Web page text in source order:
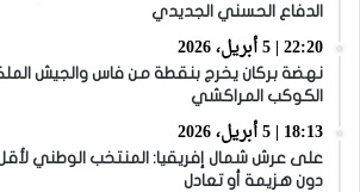
الدفاع الحسني الجديدي
22:20 | 5 أبريل، 2026
نهضة بركان يخرج بنقطة من فاس والجيش
الكوكب المراكشي
18:13 | 5 أبريل، 2026
دون هزيمة أو تعادل